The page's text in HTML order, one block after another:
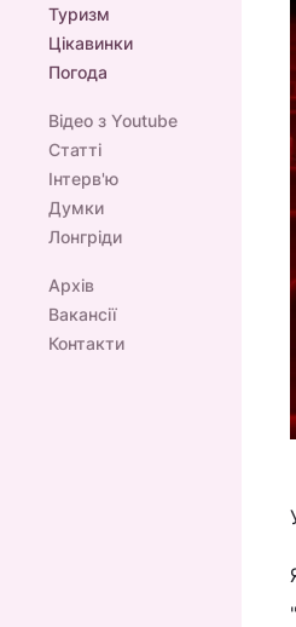
Туризм
Цікавинки
Погода
Відео з Youtube
Статті
Інтерв'ю
Думки
Лонгріди
Архів
Вакансії
Контакти